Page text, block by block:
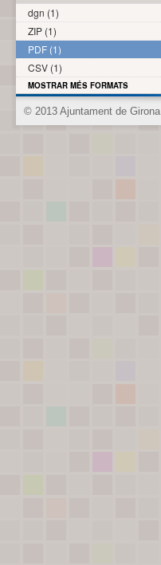
dgn (1)
ZIP (1)
PDF (1)
CSV (1)
MOSTRAR MÉS FORMATS
© 2013 Ajuntament de Girona